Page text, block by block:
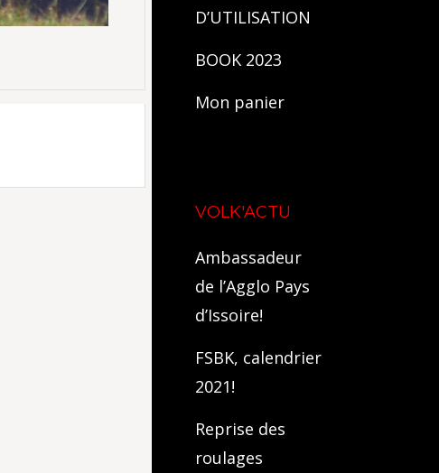
D’UTILISATION
BOOK 2023
Mon panier
VOLK'ACTU
Ambassadeur
de l’Agglo Pays
d’Issoire!
FSBK, calendrier
2021!
Reprise des
roulages